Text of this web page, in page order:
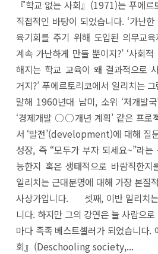
『학교 없는 사회』(1971)는 푸에르
직접적인 바탕이 되었습니다. ‘가난
육기회를 주기 위해 도입된 의무교
계속 가난하게 만들 뿐이지?’ ‘사회
해지는 학교 교육이 왜 결과적으로
거지?’ 푸에르토리코에서 일리치는
말해 1960년대 남미, 소위 ‘저개발
‘경제개발 ○○개년 계획’ 같은 프로
서 ‘발전’(development)에 대해 질
성장, 즉 “모두가 부자 되세요~”라
능한지 혹은 생태적으로 바람직한
일리치는 근대문명에 대해 가장 본질
사상가입니다. 셋째, 이반 일리치는
니다. 하지만 그의 강연은 늘 사람으
마다 족족 베스트셀러가 되었습니다.
회』(Deschooling society,...